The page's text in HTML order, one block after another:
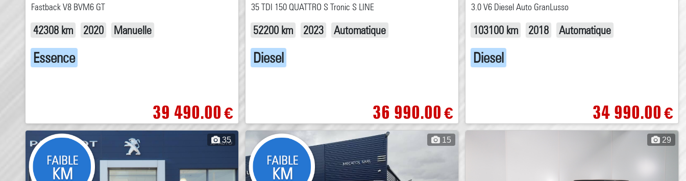
Fastback V8 BVM6 GT
42308 km 2020 Manuelle
Essence
39 490.00€
35 TDI 150 QUATTRO S Tronic S LINE
52200 km 2023 Automatique
Diesel
36 990.00€
3.0 V6 Diesel Auto GranLusso
103100 km 2018 Automatique
Diesel
34 990.00€
35 15 29